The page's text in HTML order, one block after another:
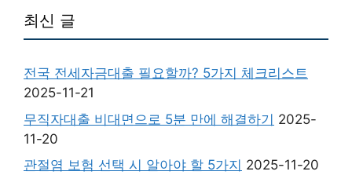
최신 글
전국 전세자금대출 필요할까? 5가지 체크리스트
2025-11-21
무직자대출 비대면으로 5분 만에 해결하기 2025-
11-20
관절염 보험 선택 시 알아야 할 5가지 2025-11-20